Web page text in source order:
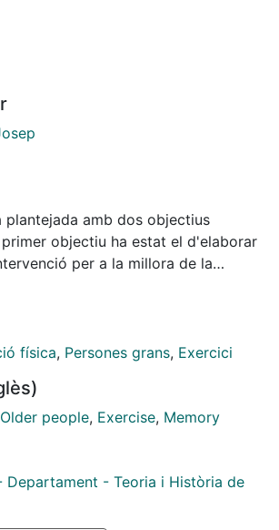
amb dos objectius
objectiu ha estat el d'elaborar
per a la millora de la
anomenat "Programa Motricitat i
i didàctica del treball corporal
cara a buscar la manera de millorar
organitzada de l'activitat física.
és un punt de partida per a
especial incidència en el treball de la
una taxonomia del treball motriu i
en compte les estratègies i el tipus
permet poder classificar, ordenar i
física, Persones grans, Exercici
Older people, Exercise, Memory
Departament - Teoria i Història de